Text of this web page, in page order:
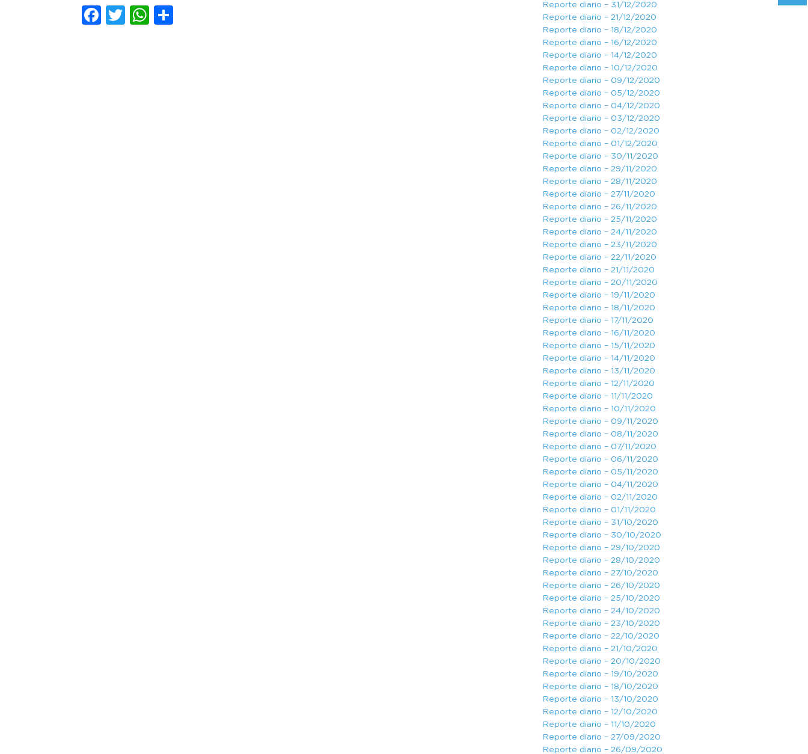
Facebook
TwitterWhatsApp
Reporte diario – 31/12/2020
Reporte diario – 21/12/2020
Reporte diario – 18/12/2020
Reporte diario – 16/12/2020
Reporte diario – 14/12/2020
Reporte diario – 10/12/2020
Reporte diario – 09/12/2020
Reporte diario – 05/12/2020
Reporte diario – 04/12/2020
Reporte diario – 03/12/2020
Reporte diario – 02/12/2020
Reporte diario – 01/12/2020
Reporte diario – 30/11/2020
Reporte diario – 29/11/2020
Reporte diario – 28/11/2020
Reporte diario – 27/11/2020
Reporte diario – 26/11/2020
Reporte diario – 25/11/2020
Reporte diario – 24/11/2020
Reporte diario – 23/11/2020
Reporte diario – 22/11/2020
Reporte diario – 21/11/2020
Reporte diario – 20/11/2020
Reporte diario – 19/11/2020
Reporte diario – 18/11/2020
Reporte diario – 17/11/2020
Reporte diario – 16/11/2020
Reporte diario – 15/11/2020
Reporte diario – 14/11/2020
Reporte diario – 13/11/2020
Reporte diario – 12/11/2020
Reporte diario – 11/11/2020
Reporte diario – 10/11/2020
Reporte diario – 09/11/2020
Reporte diario – 08/11/2020
Reporte diario – 07/11/2020
Reporte diario – 06/11/2020
Reporte diario – 05/11/2020
Reporte diario – 04/11/2020
Reporte diario – 02/11/2020
Reporte diario – 01/11/2020
Reporte diario – 31/10/2020
Reporte diario – 30/10/2020
Reporte diario – 29/10/2020
Reporte diario – 28/10/2020
Reporte diario – 27/10/2020
Reporte diario – 26/10/2020
Reporte diario – 25/10/2020
Reporte diario – 24/10/2020
Reporte diario – 23/10/2020
Reporte diario – 22/10/2020
Reporte diario – 21/10/2020
Reporte diario – 20/10/2020
Reporte diario – 19/10/2020
Reporte diario – 18/10/2020
Reporte diario – 13/10/2020
Reporte diario – 12/10/2020
Reporte diario – 11/10/2020
Reporte diario – 27/09/2020
Reporte diario – 26/09/2020